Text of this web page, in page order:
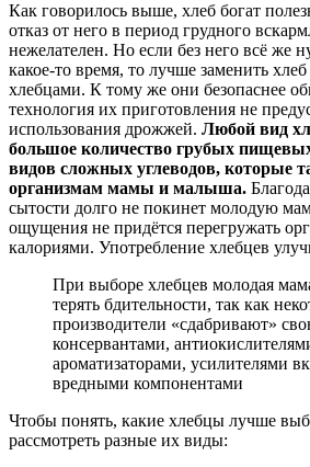
Как говорилось выше, хлеб богат
отказ от него в период грудного
нежелателен. Но если без него всё же
какое-то время, то лучше заменить
хлебцами. К тому же они безопаснее
технология их приготовления не
использования дрожжей. Любой вид
большое количество грубых
видов сложных углеводов, которые
организмам мамы и малыша.
сытости долго не покинет молодую
ощущения не придётся перегружать
калориями. Употребление хлебцев
При выборе хлебцев молодая
терять бдительности, так как
производители «сдабривают»
консервантами,
ароматизаторами, усилителями
вредными компонентами
Чтобы понять, какие хлебцы лучше
рассмотреть разные их виды: